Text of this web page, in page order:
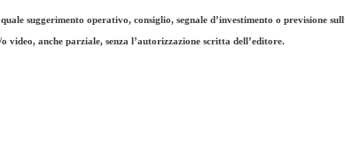
suggerimento operativo, consiglio, segnale d’investimento o previsione
anche parziale, senza l’autorizzazione scritta dell’editore.